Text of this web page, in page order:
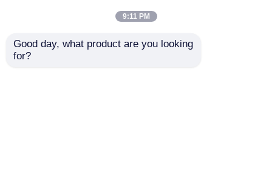
9:11 PM
Good day, what product are you looking
for?